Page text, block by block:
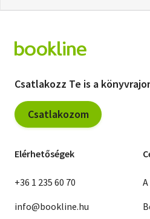
Csatlakozz Te is a
Csatlakozom
Elérhetőségek
+36 1 235 60 70
info@bookline.hu